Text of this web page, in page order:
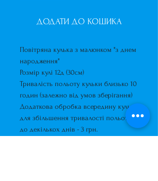
ДОДАТИ ДО КОШИКА
Повітряна кулька з малюнком "з днем ​​
народження"
Розмір кулі 12д (30см)
Тривалість польоту кульки близько 10
годин (залежно від умов зберігання)
Додаткова обробка всередину кульки
для збільшення тривалості польоту
до декількох днів - 3 грн.